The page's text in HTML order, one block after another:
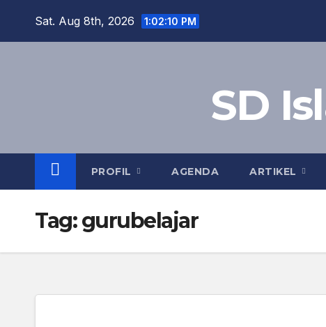
Sat. Aug 8th, 2026 1:02:11 PM
SD
PROFIL AGENDA ARTIKEL
Tag:gurubelajar